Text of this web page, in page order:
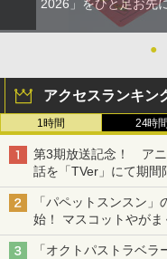
2026」をひと足お先
●
アクセスランキン
1時間 24時間
第3期放送記念！ アニ
話を「TVer」にて期間
「パペットスンスン
始！ マスコットやが
「オクトパストラベ